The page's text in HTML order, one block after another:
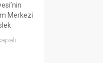
Merkezi
kurs